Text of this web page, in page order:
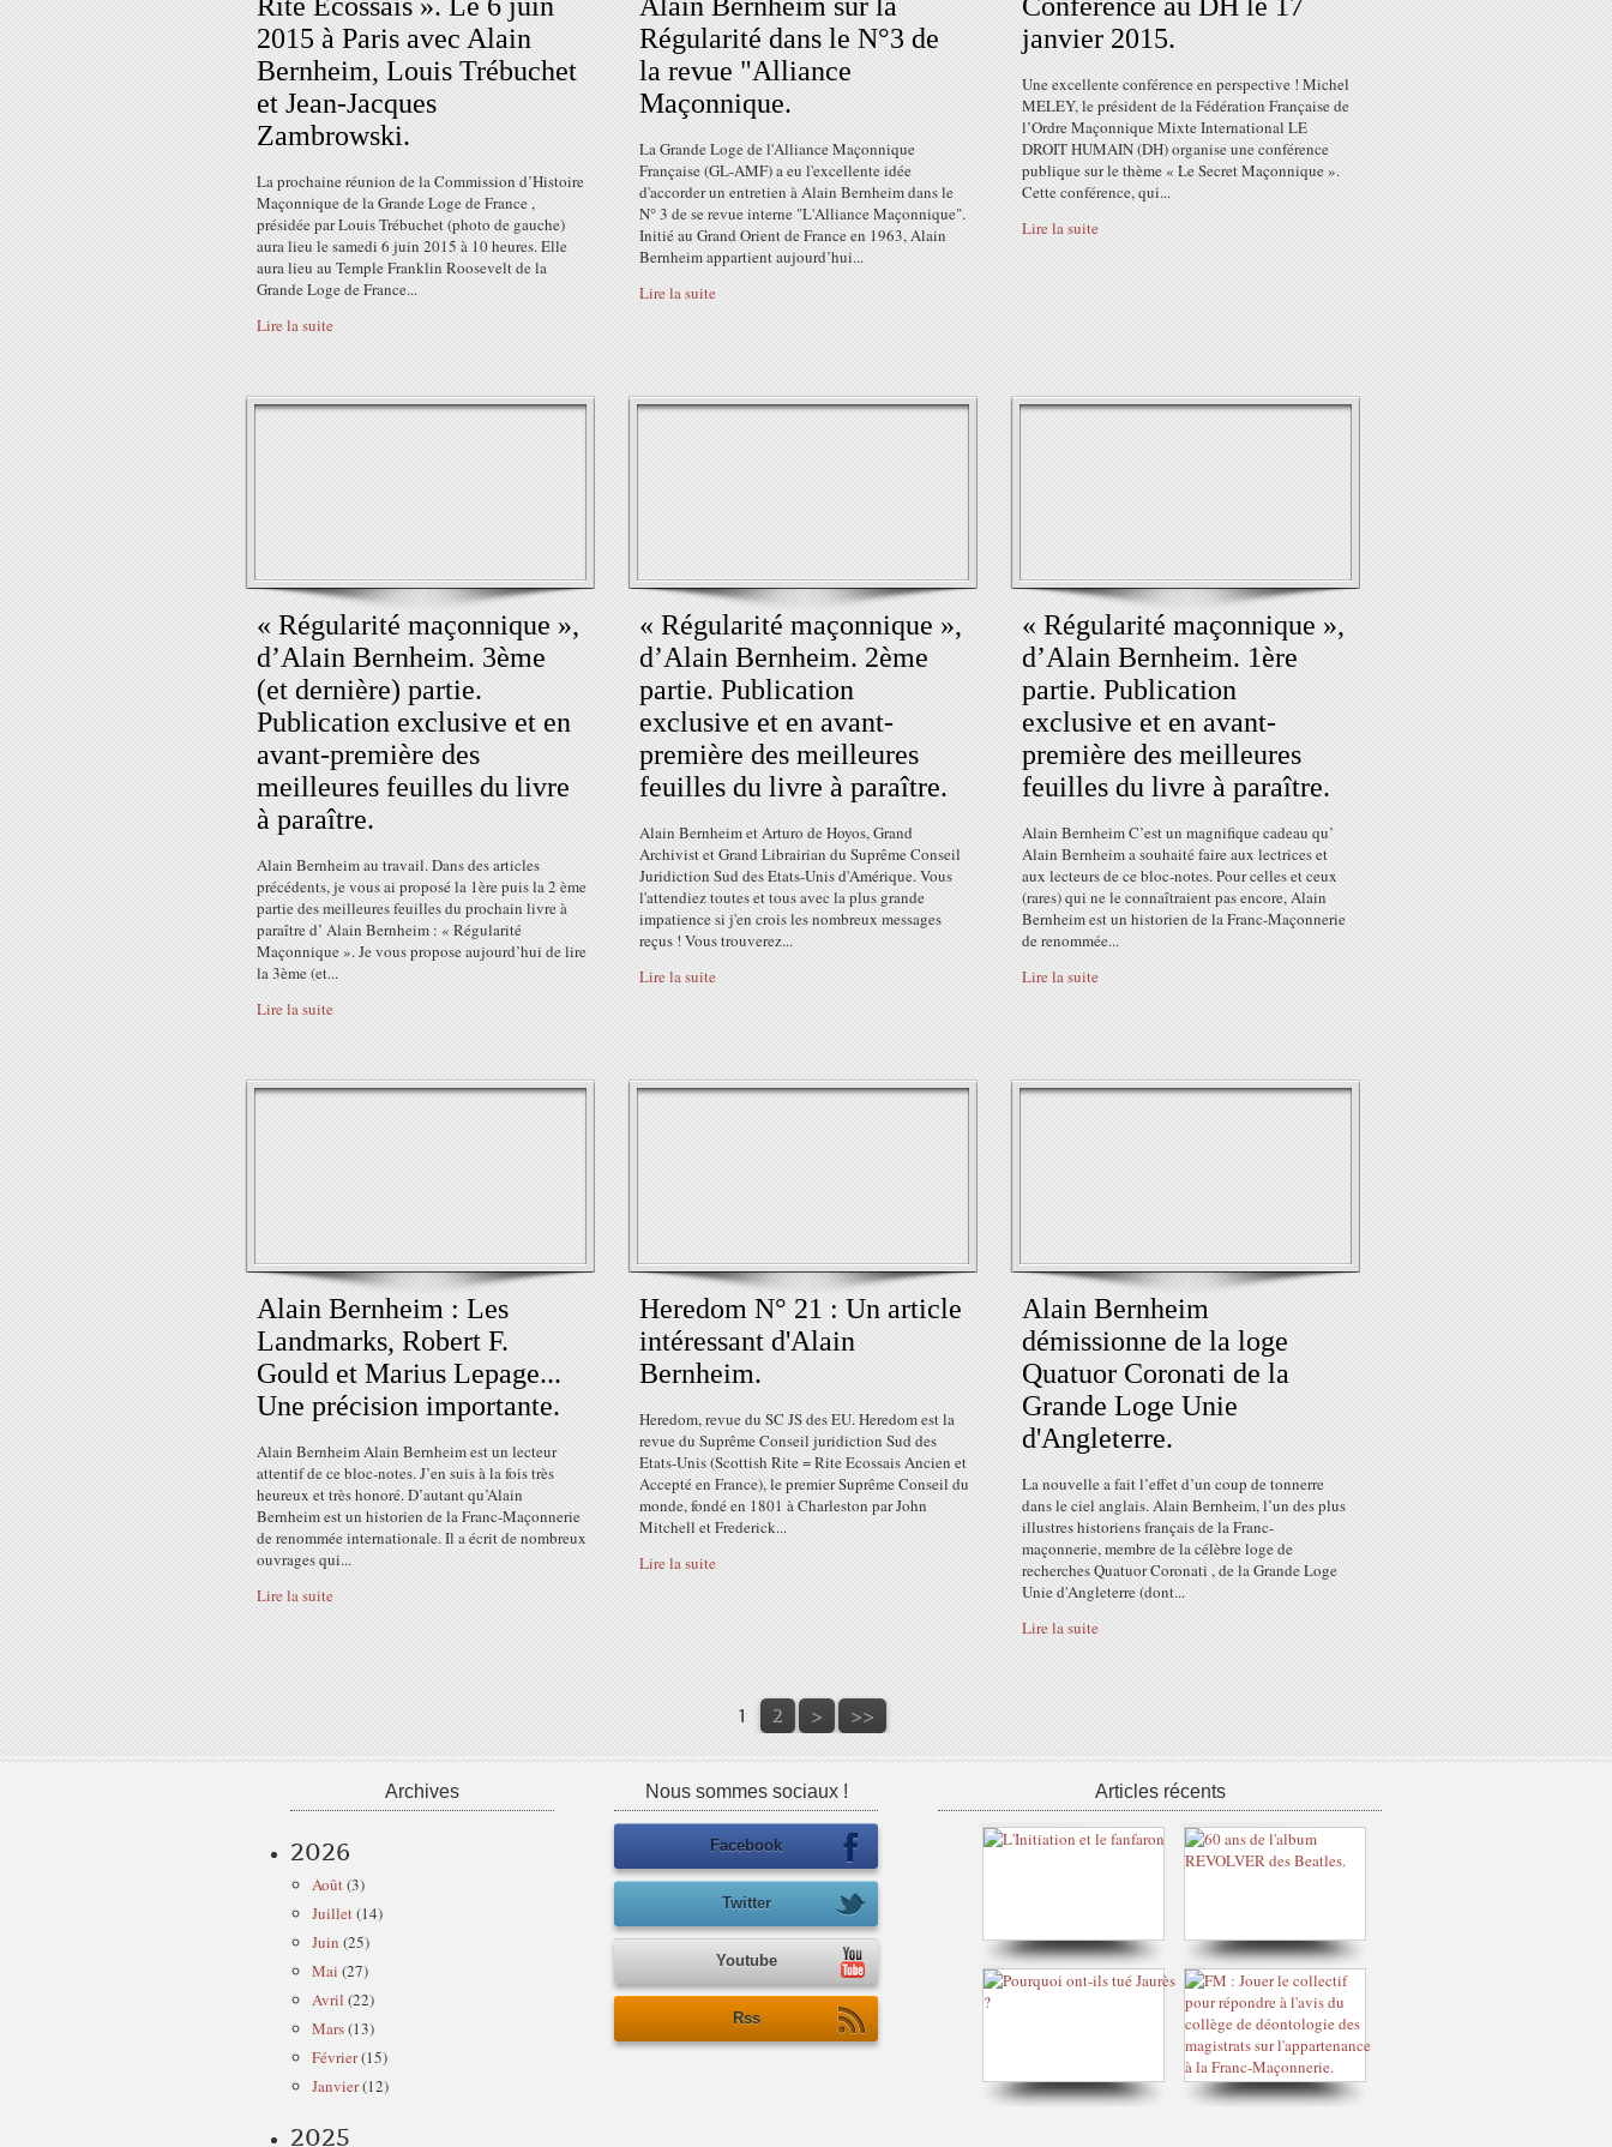
2015 à Paris avec Alain
Bernheim, Louis Trébuchet
et Jean-Jacques
Zambrowski.
La prochaine réunion de la Commission d’Histoire
Maçonnique de la Grande Loge de France ,
présidée par Louis Trébuchet (photo de gauche)
aura lieu le samedi 6 juin 2015 à 10 heures. Elle
aura lieu au Temple Franklin Roosevelt de la
Grande Loge de France...
Lire la suite
Régularité dans le N°3 de
la revue "Alliance
Maçonnique.
La Grande Loge de l'Alliance Maçonnique
Française (GL-AMF) a eu l'excellente idée
d'accorder un entretien à Alain Bernheim dans le
N° 3 de se revue interne "L'Alliance Maçonnique".
Initié au Grand Orient de France en 1963, Alain
Bernheim appartient aujourd’hui...
Lire la suite
janvier 2015.
Une excellente conférence en perspective ! Michel
MELEY, le président de la Fédération Française de
l’Ordre Maçonnique Mixte International LE
DROIT HUMAIN (DH) organise une conférence
publique sur le thème « Le Secret Maçonnique ».
Cette conférence, qui...
Lire la suite
« Régularité maçonnique »,
d’Alain Bernheim. 3ème
(et dernière) partie.
Publication exclusive et en
avant-première des
meilleures feuilles du livre
à paraître.
Alain Bernheim au travail. Dans des articles
précédents, je vous ai proposé la 1ère puis la 2 ème
partie des meilleures feuilles du prochain livre à
paraître d’ Alain Bernheim : « Régularité
Maçonnique ». Je vous propose aujourd’hui de lire
la 3ème (et...
Lire la suite
« Régularité maçonnique »,
d’Alain Bernheim. 2ème
partie. Publication
exclusive et en avant-
première des meilleures
feuilles du livre à paraître.
Alain Bernheim et Arturo de Hoyos, Grand
Archivist et Grand Librairian du Suprême Conseil
Juridiction Sud des Etats-Unis d'Amérique. Vous
l'attendiez toutes et tous avec la plus grande
impatience si j'en crois les nombreux messages
reçus ! Vous trouverez...
Lire la suite
« Régularité maçonnique »,
d’Alain Bernheim. 1ère
partie. Publication
exclusive et en avant-
première des meilleures
feuilles du livre à paraître.
Alain Bernheim C’est un magnifique cadeau qu’
Alain Bernheim a souhaité faire aux lectrices et
aux lecteurs de ce bloc-notes. Pour celles et ceux
(rares) qui ne le connaîtraient pas encore, Alain
Bernheim est un historien de la Franc-Maçonnerie
de renommée...
Lire la suite
Alain Bernheim : Les
Landmarks, Robert F.
Gould et Marius Lepage...
Une précision importante.
Alain Bernheim Alain Bernheim est un lecteur
attentif de ce bloc-notes. J’en suis à la fois très
heureux et très honoré. D’autant qu’Alain
Bernheim est un historien de la Franc-Maçonnerie
de renommée internationale. Il a écrit de nombreux
ouvrages qui...
Lire la suite
Heredom N° 21 : Un article
intéressant d'Alain
Bernheim.
Heredom, revue du SC JS des EU. Heredom est la
revue du Suprême Conseil juridiction Sud des
Etats-Unis (Scottish Rite = Rite Ecossais Ancien et
Accepté en France), le premier Suprême Conseil du
monde, fondé en 1801 à Charleston par John
Mitchell et Frederick...
Lire la suite
Alain Bernheim
démissionne de la loge
Quatuor Coronati de la
Grande Loge Unie
d'Angleterre.
La nouvelle a fait l’effet d’un coup de tonnerre
dans le ciel anglais. Alain Bernheim, l’un des plus
illustres historiens français de la Franc-
maçonnerie, membre de la célèbre loge de
recherches Quatuor Coronati , de la Grande Loge
Unie d'Angleterre (dont...
Lire la suite
1 2 > >>
Archives
2026
Août(3)
Juillet(14)
Juin (25)
Mai (27)
Avril (22)
Mars(13)
Février(15)
Janvier(12)
2025
Nous sommes sociaux !
Facebook
Twitter
Youtube
Rss
Articles récents